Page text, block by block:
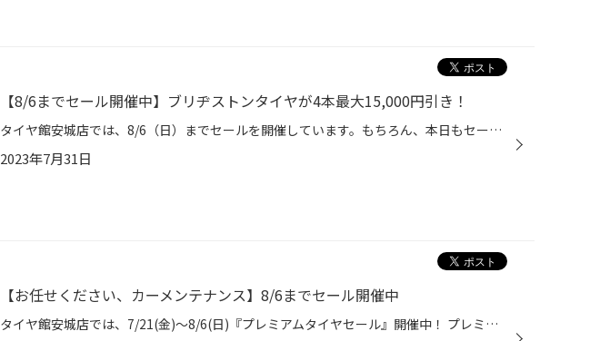
【8/6までセール開催中】ブリヂストンタイヤが4本最大15,000円引き！
タイヤ館安城店では、8/6（日）までセールを開催しています。もちろん、本日もセールしてます。 ブリヂストンタイヤは今が買い！セール期間中は「最大15,000円引き」キャンペーン！ カーメンテナンスも割引アリ！ 詳しくはコチラをご覧ください。 目前に迫った「お盆」に安心しておクルマでお出掛け...
2023年7月31日
【お任せください、カーメンテナンス】8/6までセール開催中
タイヤ館安城店では、7/21(金)～8/6(日)『プレミアムタイヤセール』開催中！ プレミアムタイヤセールのWebチラシはコチラから 『タイヤ館アプリ』をインストールしてお得にお買い物をして、「ブリヂストンタイヤが4本最大で15,000円引き&メンテナンスは最大で２０％オフ」キャンペーン実施中！ 雨の...